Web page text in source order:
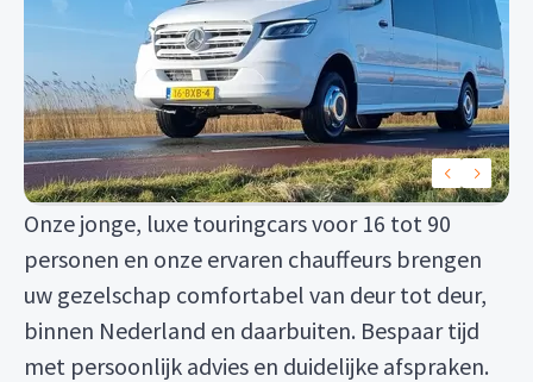
Onze jonge, luxe touringcars voor 16 tot 90
personen en onze ervaren chauffeurs brengen
uw gezelschap comfortabel van deur tot deur,
binnen Nederland en daarbuiten. Bespaar tijd
met persoonlijk advies en duidelijke afspraken.